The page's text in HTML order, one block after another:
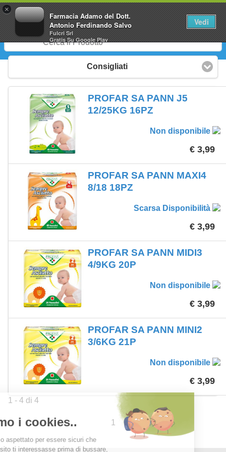
×
Farmacia Adamo del Dott.
Antonio Ferdinando Salvo
Fulcri Srl
GratisSu Google Play
Vedi
0
Consigliati
PROFAR SA PANN J5
12/25KG 16PZ
Non disponibile
€ 3,99
PROFAR SA PANN MAXI4
8/18 18PZ
Scarsa Disponibilità
€ 3,99
PROFAR SA PANN MIDI3
4/9KG 20P
Non disponibile
€ 3,99
PROFAR SA PANN MINI2
3/6KG 21P
Non disponibile
€ 3,99
1 - 4 di 4
1